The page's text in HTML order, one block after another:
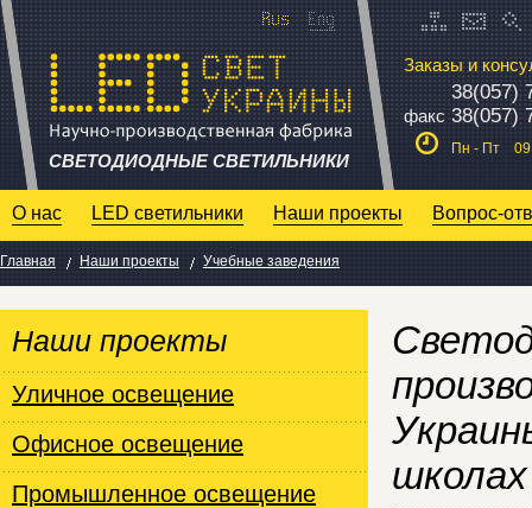
СВЕТОДИОДНЫЕ СВЕТИЛЬНИКИ
Заказы и
38(057)
факс 38(057)
Пн - Пт
О нас LED светильники Наши проекты Вопрос-
Главная Наши проекты Учебные заведения
Наши проекты
Уличное освещение
Офисное освещение
Промышленное освещение